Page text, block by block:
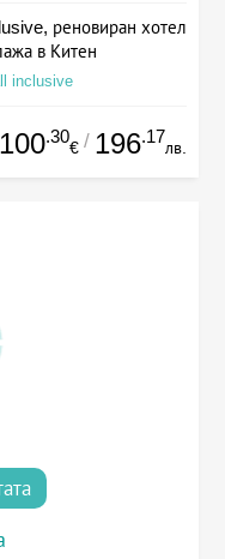
реновиран хотел
в Китен
inclusive
100.30
€ / 196.17
лв.